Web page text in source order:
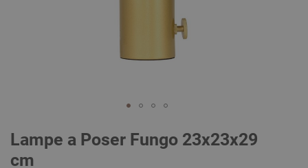
to
beginning
Lampe a Poser Fungo 23x23x29
cm